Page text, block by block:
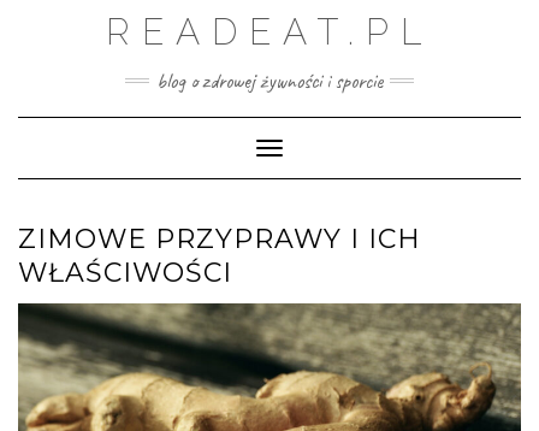
READEAT.PL
blog o zdrowej żywności i sporcie
Toggle Navigation
ZIMOWE PRZYPRAWY I ICH
WŁAŚCIWOŚCI